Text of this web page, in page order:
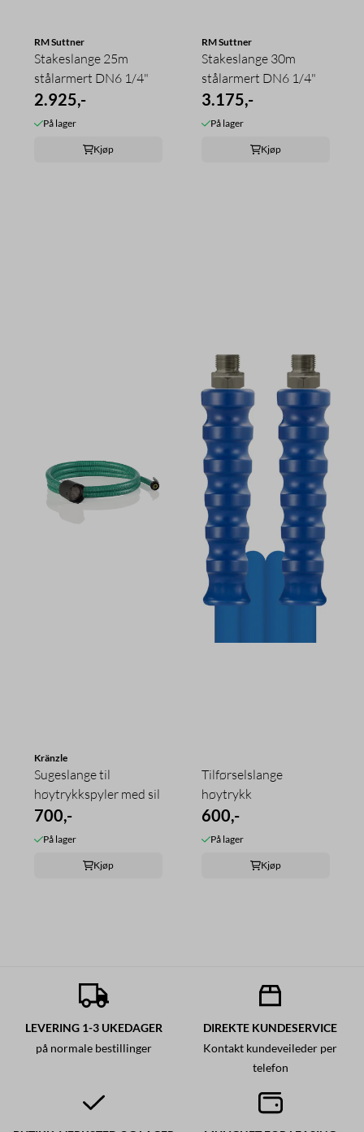
RM Suttner
Stakeslange 25m
stålarmert DN6 1/4"
2.925,-
På lager
Kjøp
RM Suttner
Stakeslange 30m
stålarmert DN6 1/4"
3.175,-
På lager
Kjøp
Kränzle
Sugeslange til
høytrykkspyler med sil
700,-
På lager
Kjøp
Tilførselslange
høytrykk
600,-
På lager
Kjøp
LEVERING 1-3 UKEDAGER
på normale bestillinger
DIREKTE KUNDESERVICE
Kontakt kundeveileder per
telefon